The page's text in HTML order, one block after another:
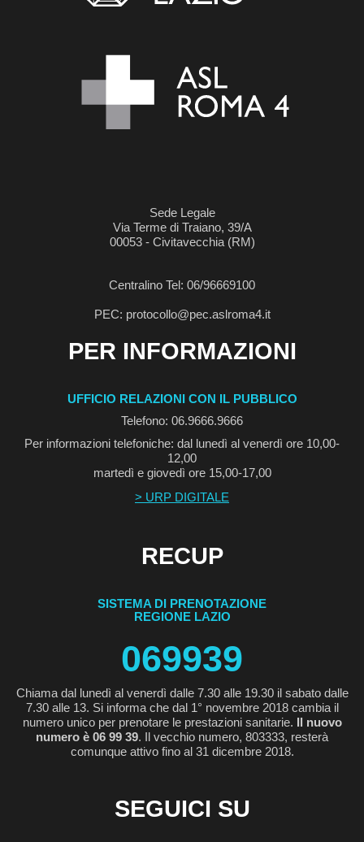
Sede Legale
Via Terme di Traiano, 39/A
00053 - Civitavecchia (RM)
Centralino Tel: 06/96669100
PEC: protocollo@pec.aslroma4.it
PER INFORMAZIONI
UFFICIO RELAZIONI CON IL PUBBLICO
Telefono: 06.9666.9666
Per informazioni telefoniche: dal lunedì al venerdì ore 10,00-
12,00
martedì e giovedì ore 15,00-17,00
> URP DIGITALE
RECUP
SISTEMA DI PRENOTAZIONE
REGIONE LAZIO
069939
Chiama dal lunedì al venerdì dalle 7.30 alle 19.30 il sabato dalle
7.30 alle 13. Si informa che dal 1° novembre 2018 cambia il
numero unico per prenotare le prestazioni sanitarie. Il nuovo
numero è 06 99 39. Il vecchio numero, 803333, resterà
comunque attivo fino al 31 dicembre 2018.
SEGUICI SU